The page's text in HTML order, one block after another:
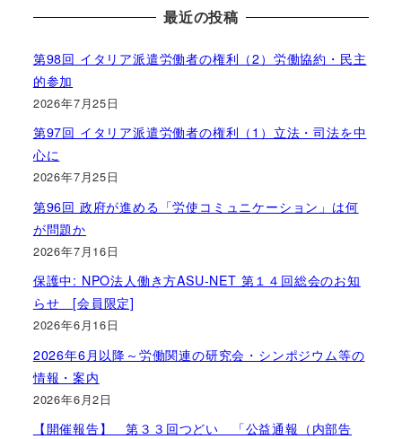
最近の投稿
第98回 イタリア派遣労働者の権利（2）労働協約・民主
的参加
2026年7月25日
第97回 イタリア派遣労働者の権利（1）立法・司法を中
心に
2026年7月25日
第96回 政府が進める「労使コミュニケーション」は何
が問題か
2026年7月16日
保護中: NPO法人働き方ASU-NET 第１４回総会のお知
らせ [会員限定]
2026年6月16日
2026年6月以降～労働関連の研究会・シンポジウム等の
情報・案内
2026年6月2日
【開催報告】 第３３回つどい 「公益通報（内部告